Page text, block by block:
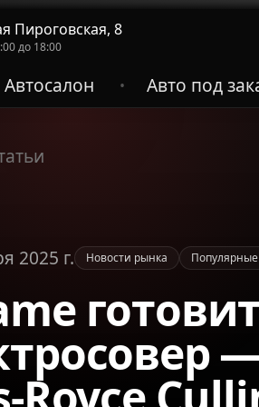
Пироговская, 8
до 18:00
Автосалон • Авто под
2025 г. Новости рынка Популярные